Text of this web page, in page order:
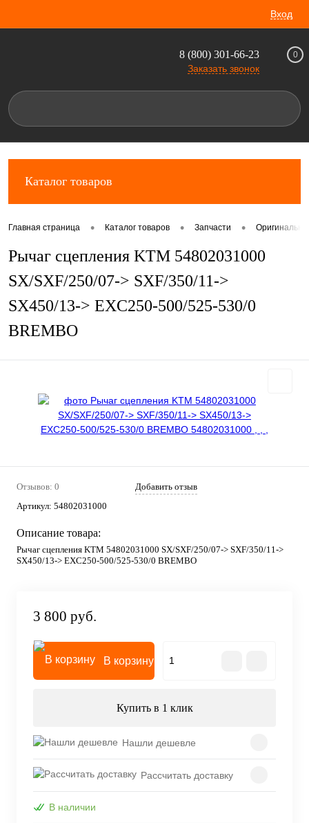
Вход
8 (800) 301-66-23
Заказать звонок
0
Каталог товаров
Главная страница • Каталог товаров • Запчасти •
Рычаг сцепления KTM 54802031000
SX/SXF/250/07-> SXF/350/11->
SX450/13-> EXC250-500/525-530/0
BREMBO
Отзывов: 0
Добавить отзыв
Артикул: 54802031000
Описание товара:
Рычаг сцепления KTM 54802031000 SX/SXF/250/07-> SXF/350/11->
SX450/13-> EXC250-500/525-530/0 BREMBO
3 800 руб.
В корзину
Купить в 1 клик
Нашли дешевле
Рассчитать доставку
В наличии